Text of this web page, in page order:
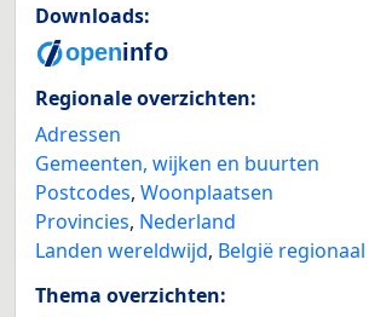
Downloads:
Regionale overzichten:
Adressen
Gemeenten, wijken en buurten
Postcodes, Woonplaatsen
Provincies, Nederland
Landen wereldwijd, België regionaal
Thema overzichten: